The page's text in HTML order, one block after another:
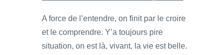
A force de l’entendre, on finit par le croire
et le comprendre. Y’a toujours pire
situation, on est là, vivant, la vie est belle.